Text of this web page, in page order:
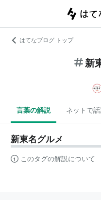
はてなブログ トップ
新
言葉の解説 ネットで話
新東名グルメ
このタグの解説について